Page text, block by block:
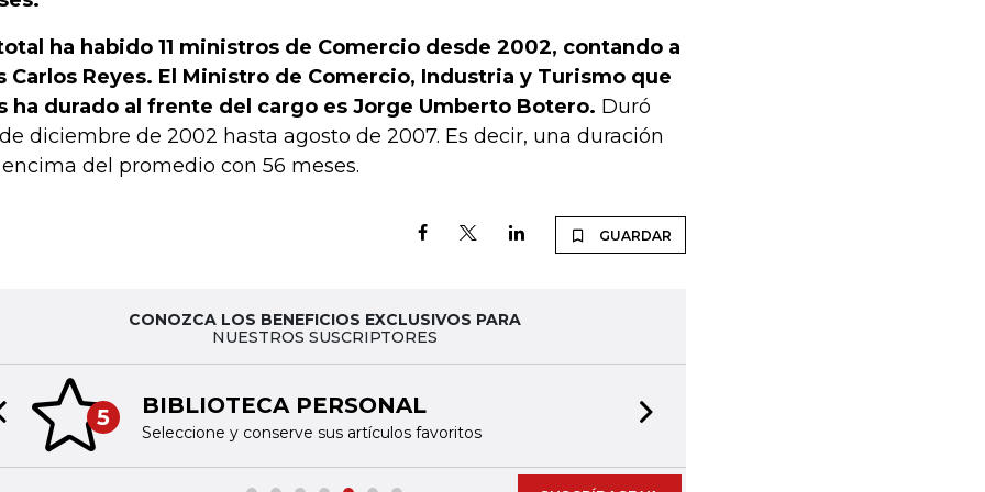
ha habido 11 ministros de Comercio desde 2002, contando a
Carlos Reyes. El Ministro de Comercio, Industria y Turismo que
ha durado al frente del cargo es Jorge Umberto Botero. Duró
diciembre de 2002 hasta agosto de 2007. Es decir, una duración
del promedio con 56 meses.
GUARDAR
CONOZCA LOS BENEFICIOS EXCLUSIVOS PARA
NUESTROS SUSCRIPTORES
5 BIBLIOTECA PERSONAL
Seleccione y conserve sus artículos favoritos
Previous slide